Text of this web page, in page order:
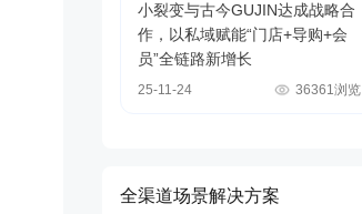
小裂变与古今GUJIN达成战略合
作，以私域赋能“门店+导购+会
员”全链路新增长
25-11-24 36361浏览
全渠道场景解决方案